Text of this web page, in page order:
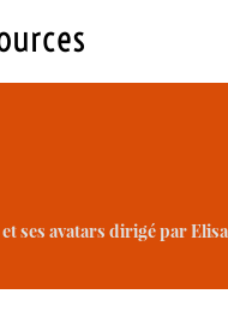
ses avatars dirigé par